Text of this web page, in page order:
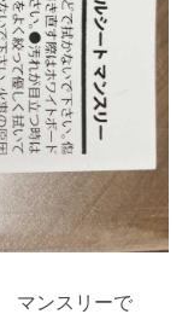
マンスリーで